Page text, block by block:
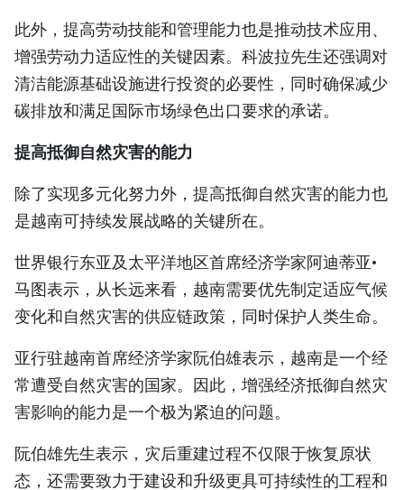
此外，提高劳动技能和管理能力也是推动技术应用、
增强劳动力适应性的关键因素。科波拉先生还强调对
清洁能源基础设施进行投资的必要性，同时确保减少
碳排放和满足国际市场绿色出口要求的承诺。
提高抵御自然灾害的能力
除了实现多元化努力外，提高抵御自然灾害的能力也
是越南可持续发展战略的关键所在。
世界银行东亚及太平洋地区首席经济学家阿迪蒂亚•
马图表示，从长远来看，越南需要优先制定适应气候
变化和自然灾害的供应链政策，同时保护人类生命。
亚行驻越南首席经济学家阮伯雄表示，越南是一个经
常遭受自然灾害的国家。因此，增强经济抵御自然灾
害影响的能力是一个极为紧迫的问题。
阮伯雄先生表示，灾后重建过程不仅限于恢复原状
态，还需要致力于建设和升级更具可持续性的工程和